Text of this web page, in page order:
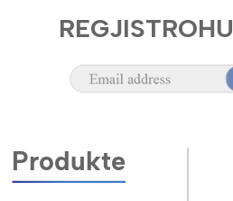
Produkte